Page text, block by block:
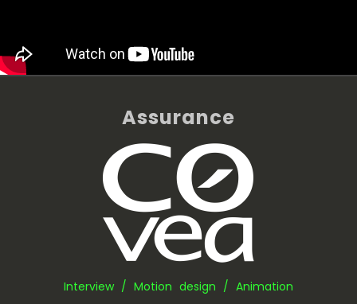
Assurance
Interview / Motion design / Animation